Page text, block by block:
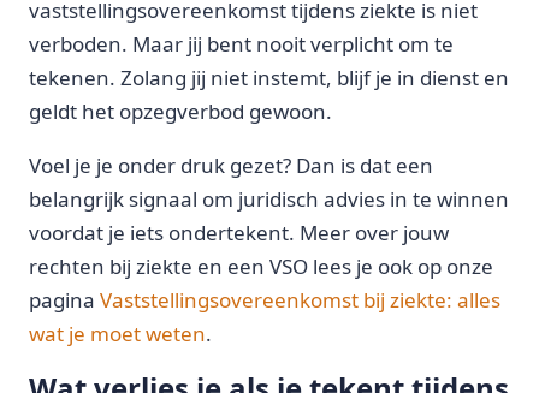
vaststellingsovereenkomst tijdens ziekte is niet
verboden. Maar jij bent nooit verplicht om te
tekenen. Zolang jij niet instemt, blijf je in dienst en
geldt het opzegverbod gewoon.
Voel je je onder druk gezet? Dan is dat een
belangrijk signaal om juridisch advies in te winnen
voordat je iets ondertekent. Meer over jouw
rechten bij ziekte en een VSO lees je ook op onze
pagina Vaststellingsovereenkomst bij ziekte: alles
wat je moet weten.